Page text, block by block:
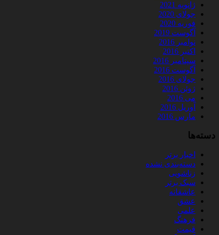
ژانویه 2021
جولای 2020
فوریه 2020
آگوست 2019
نوامبر 2016
اکتبر 2016
سپتامبر 2016
آگوست 2016
جولای 2016
ژوئن 2016
می 2016
آوریل 2016
مارس 2016
دسته‌ها
اخبار برتر
دسته‌بندی نشده
زناشویی
سبک برتر
عاشقانه
عشق
علمی
فرهنگ
قیمت